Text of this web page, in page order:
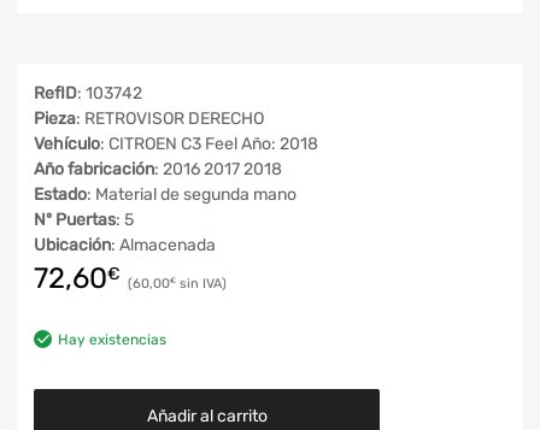
RefID: 103742
Pieza: RETROVISOR DERECHO
Vehículo: CITROEN C3 Feel Año: 2018
Año fabricación: 2016 2017 2018
Estado: Material de segunda mano
Nº Puertas: 5
Ubicación: Almacenada
72,60€ 60,00€
Hay existencias
Añadir al carrito